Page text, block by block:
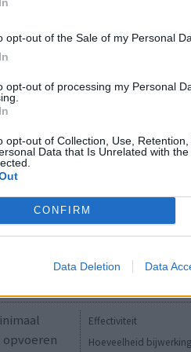
opt-out of the Sale of my Personal
opt-out of processing my Personal
opt-out of Collection, Use,
Data that Is Unrelated with
CONFIRM
Data Deletion Data
Effectiviteit
het
over
,
ik ze per abuis in de diepvries
Effectiviteit
Hoeveelheid
opvoeren